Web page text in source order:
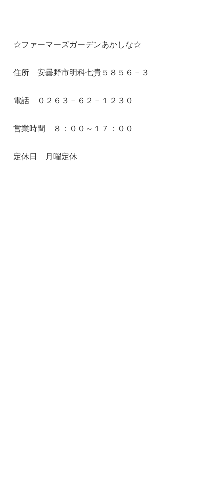
☆ファーマーズガーデンあかしな☆
住所 安曇野市明科七貴５８５６－３
電話 ０２６３－６２－１２３０
営業時間 ８：００～１７：００
定休日 月曜定休